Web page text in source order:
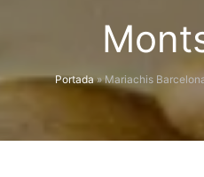
Portada»Mariachis